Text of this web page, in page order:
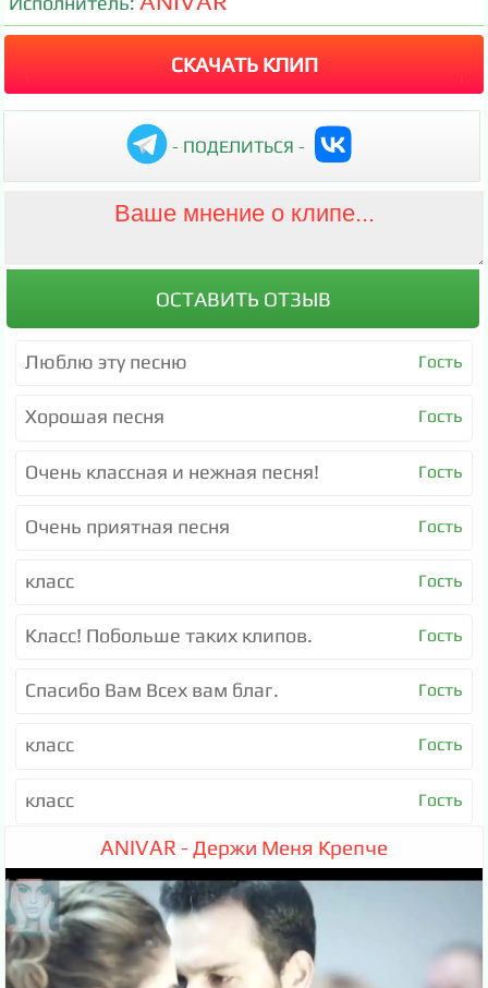
СКАЧАТЬ КЛИП
- ПОДЕЛИТЬСЯ -
Люблю эту песню Гость
Хорошая песня Гость
Очень классная и нежная песня! Гость
Очень приятная песня Гость
класс Гость
Класс! Побольше таких клипов. Гость
Спасибо Вам Всех вам благ. Гость
класс Гость
класс Гость
ANIVAR - Держи Меня Крепче